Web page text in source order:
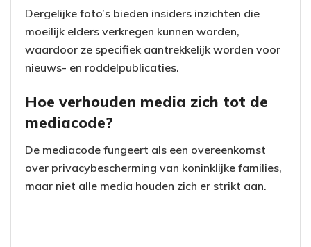
Dergelijke foto’s bieden insiders inzichten die
moeilijk elders verkregen kunnen worden,
waardoor ze specifiek aantrekkelijk worden voor
nieuws- en roddelpublicaties.
Hoe verhouden media zich tot de
mediacode?
De mediacode fungeert als een overeenkomst
over privacybescherming van koninklijke families,
maar niet alle media houden zich er strikt aan.